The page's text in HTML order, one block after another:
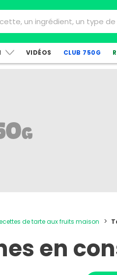
VIDÉOS CLUB 750G
de tarte aux fruits maison
en